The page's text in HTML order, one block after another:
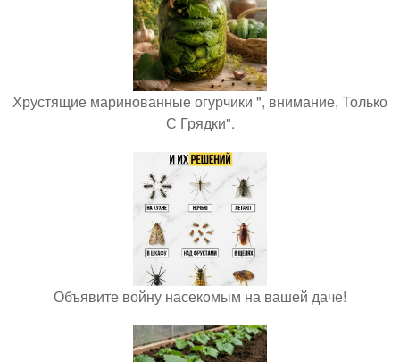
Хрустящие маринованные огурчики ", внимание, Только
С Грядки".
Объявите войну насекомым на вашей даче!